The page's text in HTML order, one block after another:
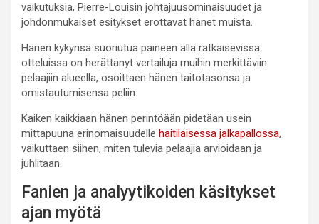
vaikutuksia, Pierre-Louisin johtajuusominaisuudet ja
johdonmukaiset esitykset erottavat hänet muista.
Hänen kykynsä suoriutua paineen alla ratkaisevissa
otteluissa on herättänyt vertailuja muihin merkittäviin
pelaajiin alueella, osoittaen hänen taitotasonsa ja
omistautumisensa peliin.
Kaiken kaikkiaan hänen perintöään pidetään usein
mittapuuna erinomaisuudelle haitilaisessa jalkapallossa,
vaikuttaen siihen, miten tulevia pelaajia arvioidaan ja
juhlitaan.
Fanien ja analyytikoiden käsitykset
ajan myötä